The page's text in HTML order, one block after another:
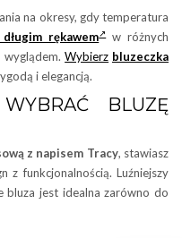
na okresy, gdy temperatura
rękawem w różnych
wyglądem.Wybierz bluzeczka
i elegancją.
BLUZĘ
z napisem Tracy, stawiasz
z funkcjonalnością. Luźniejszy
bluza jest idealna zarówno do